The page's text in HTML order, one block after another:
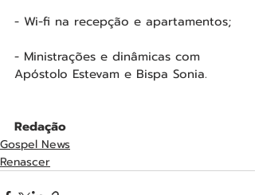
- Wi-fi na recepção e apartamentos;
- Ministrações e dinâmicas com
Apóstolo Estevam e Bispa Sonia.
Redação
Gospel News
Renascer